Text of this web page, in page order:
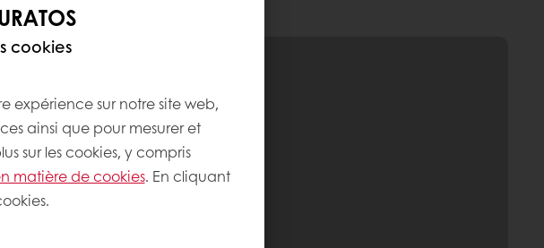
cookies
expérience sur notre site web,
ainsi que pour mesurer et
sur les cookies, y compris
matière de cookies. En cliquant